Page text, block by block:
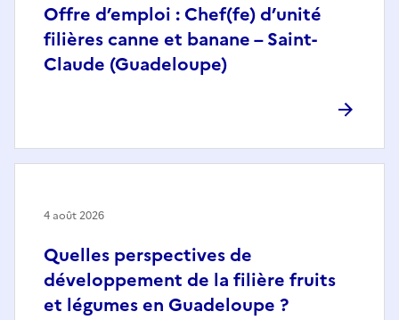
Offre d’emploi : Chef(fe) d’unité
filières canne et banane – Saint-
Claude (Guadeloupe)
Quelles perspectives de
développement de la filière fruits
et légumes en Guadeloupe ?
4 août 2026